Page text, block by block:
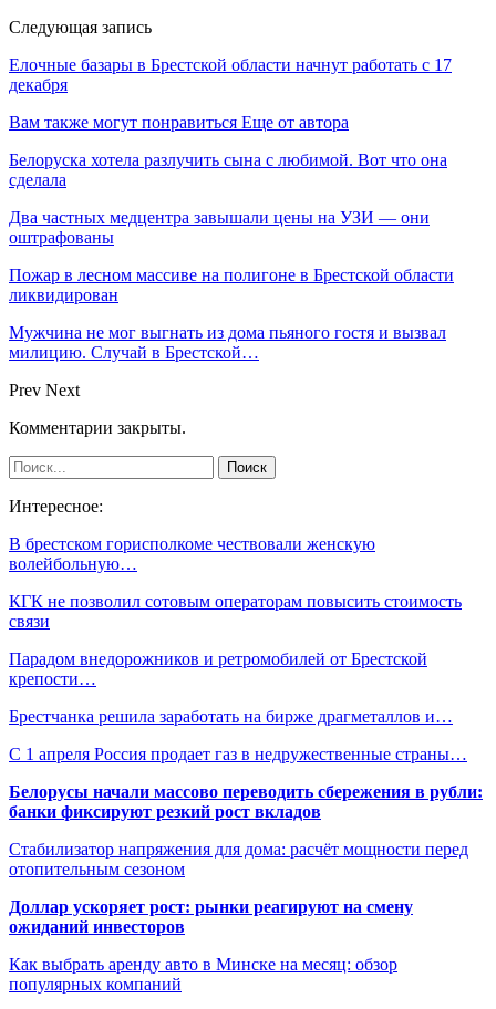
Следующая запись
Елочные базары в Брестской области начнут работать с 17
декабря
Вам также могут понравиться Еще от автора
Белоруска хотела разлучить сына с любимой. Вот что она
сделала
Два частных медцентра завышали цены на УЗИ — они
оштрафованы
Пожар в лесном массиве на полигоне в Брестской области
ликвидирован
Мужчина не мог выгнать из дома пьяного гостя и вызвал
милицию. Случай в Брестской…
Prev Next
Комментарии закрыты.
Интересное:
В брестском горисполкоме чествовали женскую
волейбольную…
КГК не позволил сотовым операторам повысить стоимость
связи
Парадом внедорожников и ретромобилей от Брестской
крепости…
Брестчанка решила заработать на бирже драгметаллов и…
С 1 апреля Россия продает газ в недружественные страны…
Белорусы начали массово переводить сбережения в рубли:
банки фиксируют резкий рост вкладов
Стабилизатор напряжения для дома: расчёт мощности перед
отопительным сезоном
Доллар ускоряет рост: рынки реагируют на смену
ожиданий инвесторов
Как выбрать аренду авто в Минске на месяц: обзор
популярных компаний